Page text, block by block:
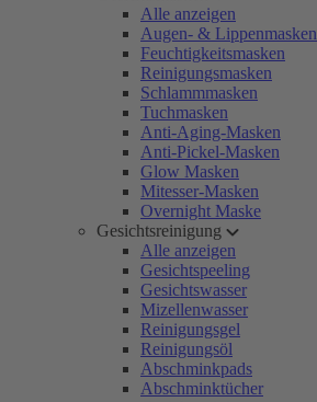
Alle anzeigen
Augen- & Lippenmasken
Feuchtigkeitsmasken
Reinigungsmasken
Schlammmasken
Tuchmasken
Anti-Aging-Masken
Anti-Pickel-Masken
Glow Masken
Mitesser-Masken
Overnight Maske
Gesichtsreinigung
Alle anzeigen
Gesichtspeeling
Gesichtswasser
Mizellenwasser
Reinigungsgel
Reinigungsöl
Abschminkpads
Abschminktücher